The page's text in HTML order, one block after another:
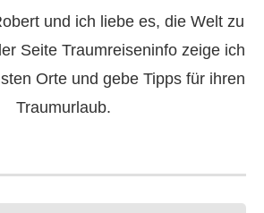
und ich liebe es, die Welt zu
Seite Traumreiseninfo zeige ich
Orte und gebe Tipps für ihren
Traumurlaub.